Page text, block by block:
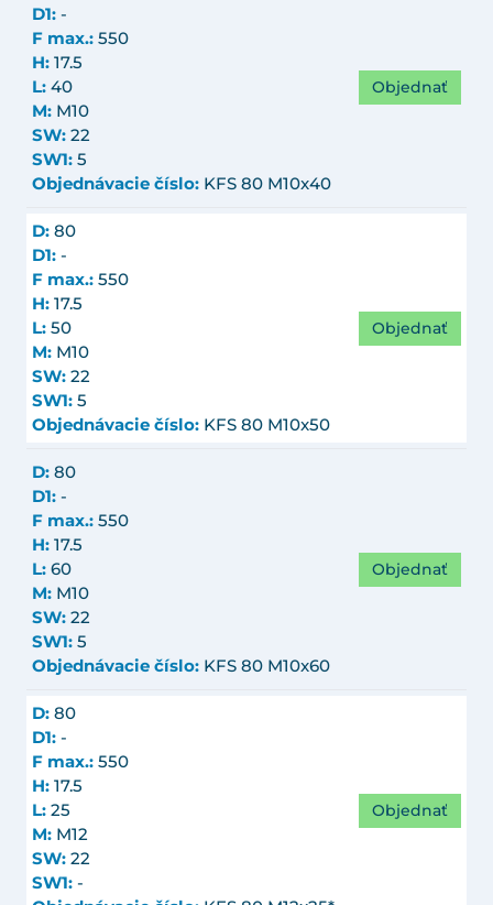
D1: -
F max.: 550
H: 17.5
L: 40
M: M10
SW: 22
SW1: 5
Objednávacie číslo: KFS 80 M10x40
Objednať
D: 80
D1: -
F max.: 550
H: 17.5
L: 50
M: M10
SW: 22
SW1: 5
Objednávacie číslo: KFS 80 M10x50
Objednať
D: 80
D1: -
F max.: 550
H: 17.5
L: 60
M: M10
SW: 22
SW1: 5
Objednávacie číslo: KFS 80 M10x60
Objednať
D: 80
D1: -
F max.: 550
H: 17.5
L: 25
M: M12
SW: 22
SW1: -
Objednať